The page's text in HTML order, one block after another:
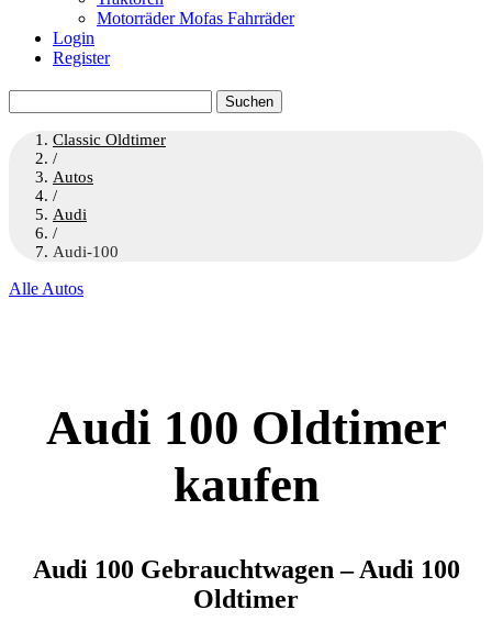
Motorräder Mofas Fahrräder
Login
Register
nach:
Classic Oldtimer
/
Autos
/
Audi
/
Audi-100
Alle Autos
Audi 100 Oldtimer
kaufen
Audi 100 Gebrauchtwagen – Audi 100
Oldtimer